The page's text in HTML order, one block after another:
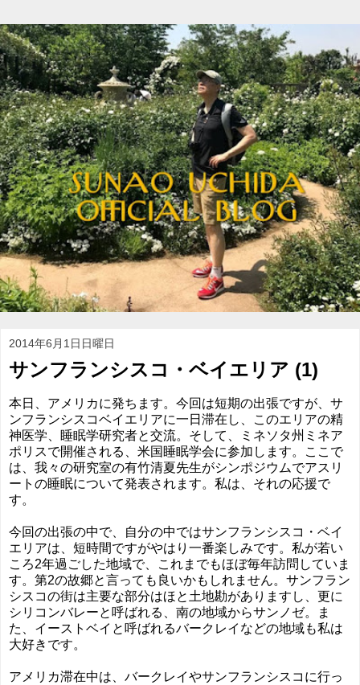
2014年6月1日日曜日
サンフランシスコ・ベイエリア (1)
本日、アメリカに発ちます。今回は短期の出張ですが、サ
ンフランシスコベイエリアに一日滞在し、このエリアの精
神医学、睡眠学研究者と交流。そして、ミネソタ州ミネア
ポリスで開催される、米国睡眠学会に参加します。ここで
は、我々の研究室の有竹清夏先生がシンポジウムでアスリ
ートの睡眠について発表されます。私は、それの応援で
す。
今回の出張の中で、自分の中ではサンフランシスコ・ベイ
エリアは、短時間ですがやはり一番楽しみです。私が若い
ころ2年過ごした地域で、これまでもほぼ毎年訪問していま
す。第2の故郷と言っても良いかもしれません。サンフラン
シスコの街は主要な部分はほと土地勘がありますし、更に
シリコンバレーと呼ばれる、南の地域からサンノゼ。ま
た、イーストベイと呼ばれるバークレイなどの地域も私は
大好きです。
アメリカ滞在中は、バークレイやサンフランシスコに行っ